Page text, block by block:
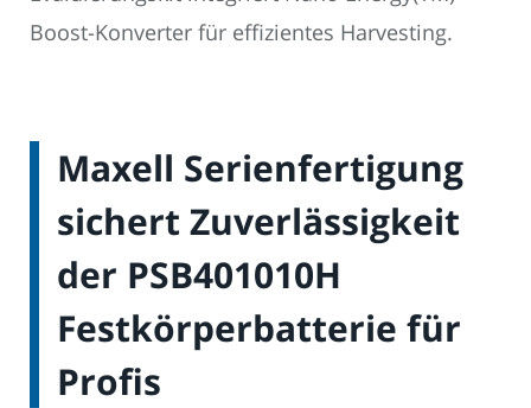
Boost-Konverter für effizientes Harvesting.
Maxell Serienfertigung
sichert Zuverlässigkeit
der PSB401010H
Festkörperbatterie für
Profis